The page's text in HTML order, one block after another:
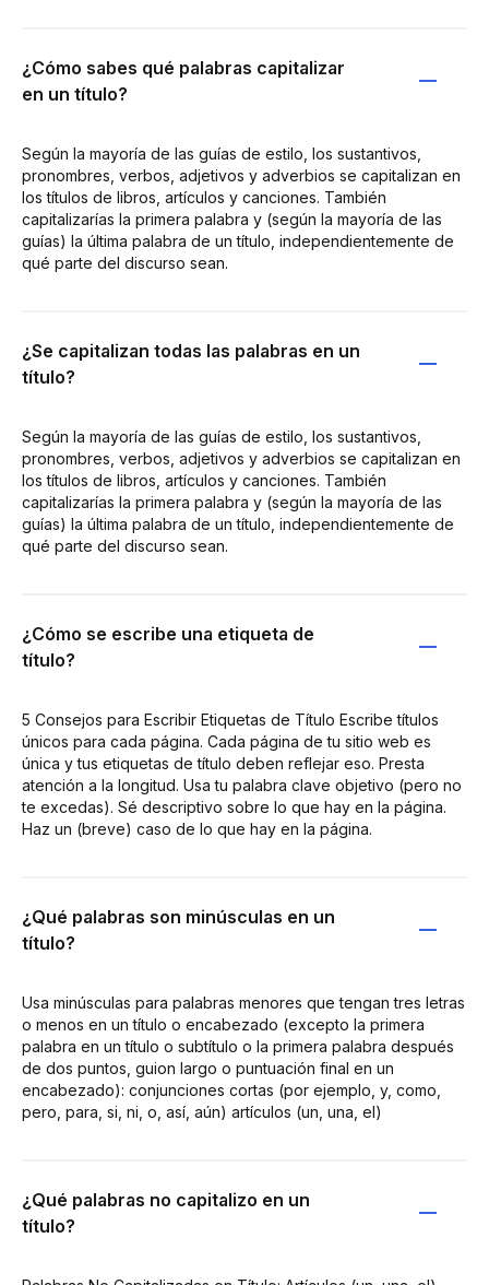
¿Cómo sabes qué palabras capitalizar
en un título?
Según la mayoría de las guías de estilo, los sustantivos,
pronombres, verbos, adjetivos y adverbios se capitalizan en
los títulos de libros, artículos y canciones. También
capitalizarías la primera palabra y (según la mayoría de las
guías) la última palabra de un título, independientemente de
qué parte del discurso sean.
¿Se capitalizan todas las palabras en un
título?
Según la mayoría de las guías de estilo, los sustantivos,
pronombres, verbos, adjetivos y adverbios se capitalizan en
los títulos de libros, artículos y canciones. También
capitalizarías la primera palabra y (según la mayoría de las
guías) la última palabra de un título, independientemente de
qué parte del discurso sean.
¿Cómo se escribe una etiqueta de
título?
5 Consejos para Escribir Etiquetas de Título Escribe títulos
únicos para cada página. Cada página de tu sitio web es
única y tus etiquetas de título deben reflejar eso. Presta
atención a la longitud. Usa tu palabra clave objetivo (pero no
te excedas). Sé descriptivo sobre lo que hay en la página.
Haz un (breve) caso de lo que hay en la página.
¿Qué palabras son minúsculas en un
título?
Usa minúsculas para palabras menores que tengan tres letras
o menos en un título o encabezado (excepto la primera
palabra en un título o subtítulo o la primera palabra después
de dos puntos, guion largo o puntuación final en un
encabezado): conjunciones cortas (por ejemplo, y, como,
pero, para, si, ni, o, así, aún) artículos (un, una, el)
¿Qué palabras no capitalizo en un
título?